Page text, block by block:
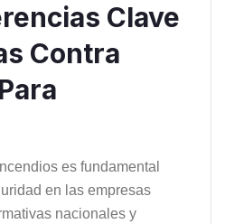
Clave
Contra
es fundamental
en las empresas
nacionales y